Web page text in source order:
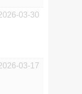
03-30
03-17